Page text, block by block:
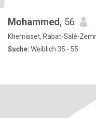
Mohammed, 56
Khemisset, Rabat-Salé-
Suche: Weiblich 35 - 55